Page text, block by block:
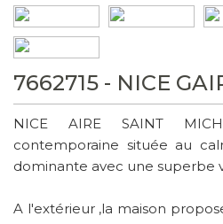
7662715 - NICE
NICE AIRE SAINT
contemporaine située au
dominante avec une superbe
A l'extérieur ,la maison